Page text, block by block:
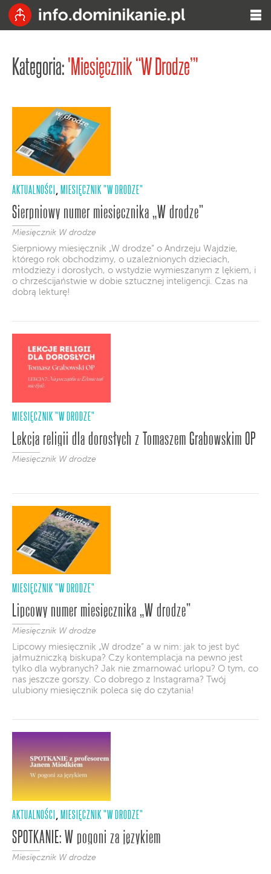
Kategoria:'Miesięcznik “W Drodze”'
AKTUALNOŚCI, MIESIĘCZNIK "W DRODZE"
Sierpniowy numer miesięcznika „W drodze”
Miesięcznik W drodze
Sierpniowy miesięcznik „W drodze” o Andrzeju Wajdzie,
którego rok obchodzimy, o uzależnionych dzieciach,
młodzieży i dorosłych, o wstydzie wymieszanym z lękiem, i
o chrześcijaństwie w dobie sztucznej inteligencji. Czas na
dobrą lekturę!
MIESIĘCZNIK "W DRODZE"
Lekcja religii dla dorosłych z Tomaszem Grabowskim OP
Miesięcznik W drodze
MIESIĘCZNIK "W DRODZE"
Lipcowy numer miesięcznika „W drodze”
Miesięcznik W drodze
Lipcowy miesięcznik „W drodze” a w nim: jak to jest być
jałmużniczką biskupa? Czy kontemplacja na pewno jest
tylko dla wybranych? Jak nie zmarnować urlopu? O tym, co
nas jeszcze gorszy. Co dobrego z Instagrama? Twój
ulubiony miesięcznik poleca się do czytania!
AKTUALNOŚCI , MIESIĘCZNIK "W DRODZE"
SPOTKANIE: W pogoni za językiem
Miesięcznik W drodze